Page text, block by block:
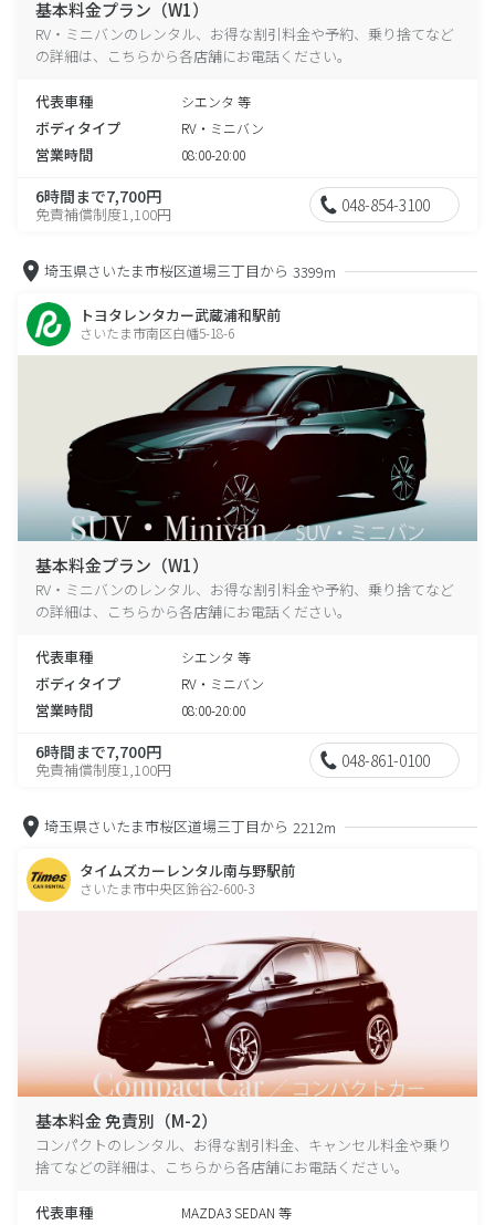
基本料金プラン（W1）
RV・ミニバンのレンタル、お得な割引料金や予約、乗り捨てなど
の詳細は、こちらから各店舗にお電話ください。
代表車種 シエンタ 等
ボディタイプ RV・ミニバン
営業時間 08:00-20:00
6時間まで7,700円
免責補償制度1,100円 048-854-3100
埼玉県さいたま市桜区道場三丁目から 3399m
トヨタレンタカー武蔵浦和駅前
さいたま市南区白幡5-18-6
基本料金プラン（W1）
RV・ミニバンのレンタル、お得な割引料金や予約、乗り捨てなど
の詳細は、こちらから各店舗にお電話ください。
代表車種 シエンタ 等
ボディタイプ RV・ミニバン
営業時間 08:00-20:00
6時間まで7,700円
免責補償制度1,100円 048-861-0100
埼玉県さいたま市桜区道場三丁目から 2212m
タイムズカーレンタル南与野駅前
さいたま市中央区鈴谷2-600-3
基本料金 免責別（M-2）
コンパクトのレンタル、お得な割引料金、キャンセル料金や乗り
捨てなどの詳細は、こちらから各店舗にお電話ください。
代表車種 MAZDA3 SEDAN 等